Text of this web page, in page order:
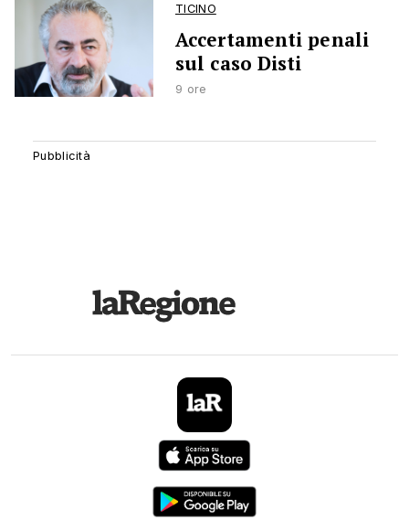
TICINO
Accertamenti penali
sul caso Disti
9 ore